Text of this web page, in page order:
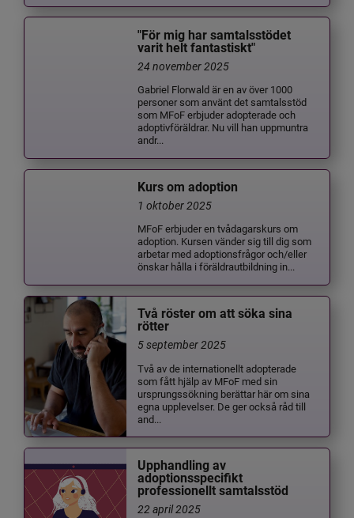
"För mig har samtalsstödet
varit helt fantastiskt"
24 november 2025
Gabriel Florwald är en av över 1000
personer som använt det samtalsstöd
som MFoF erbjuder adopterade och
adoptivföräldrar. Nu vill han uppmuntra
andr...
Kurs om adoption
1 oktober 2025
MFoF erbjuder en tvådagarskurs om
adoption. Kursen vänder sig till dig som
arbetar med adoptionsfrågor och/eller
önskar hålla i föräldrautbildning in...
Två röster om att söka sina
rötter
5 september 2025
Två av de internationellt adopterade
som fått hjälp av MFoF med sin
ursprungssökning berättar här om sina
egna upplevelser. De ger också råd till
and...
Upphandling av
adoptionsspecifikt
professionellt samtalsstöd
22 april 2025